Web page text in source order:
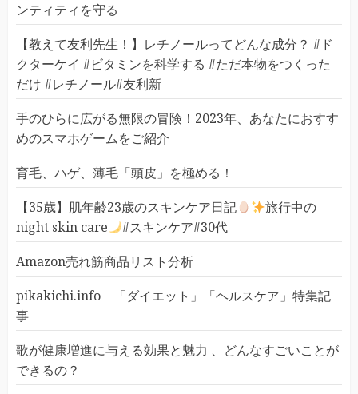
ンティティを守る
【教えて友利先生！】レチノールってどんな成分？ #ド
クターケイ #ビタミンを科学する #ただ本物をつくった
だけ #レチノール#友利新
手のひらに広がる無限の冒険！2023年、あなたにおすす
めのスマホゲームをご紹介
育毛、ハゲ、薄毛「頭皮」を極める！
【35歳】肌年齢23歳のスキンケア日記
旅行中の
night skin care
#スキンケア#30代
Amazon売れ筋商品リスト分析
pikakichi.info 「ダイエット」「ヘルスケア」特集記
事
歌が健康増進に与える効果と魅力 、どんなすごいことが
できるの？